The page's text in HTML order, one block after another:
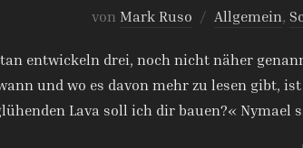
von Mark Ruso Allgemein,
entwickeln drei, noch nicht näher
und wo es davon mehr zu lesen gibt,
Lava soll ich dir bauen?« Nymael